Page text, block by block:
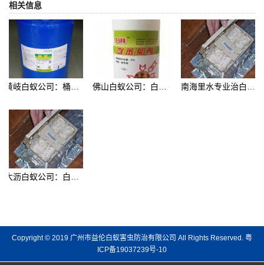
相关信息
大沥白蚁公司：白蚁诱杀箱
Copyright © 2019 广州市益伦白蚁害虫防治有限公司 All Rights Reserved. 粤
ICP备19037239号-10